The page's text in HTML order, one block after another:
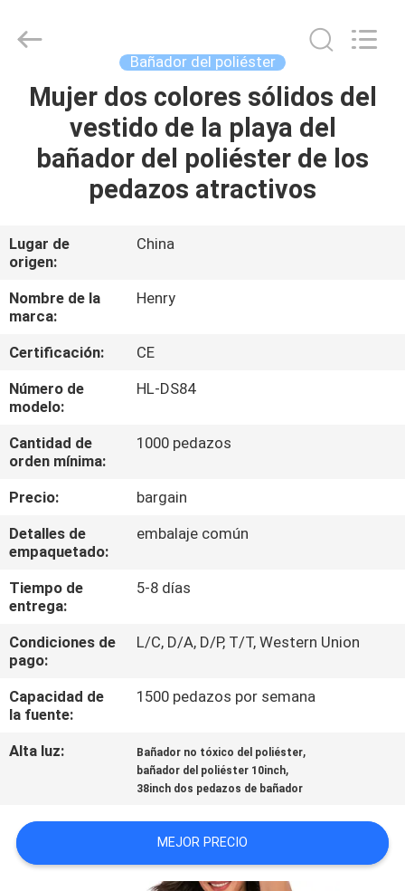
HOGAR
PRODUCTOS
NOSOTROS
VIAJE
DE
LA
FÁBRICA
CONTROL
CALIDAD
ÉNTRENOS
EN
CONTACTO
CON
NOTICIAS
CITA
Textile
Trading
Reserved.
Bañador del poliéster
Mujer dos colores sólidos del
vestido de la playa del
bañador del poliéster de los
pedazos atractivos
Lugar de
origen:
China
Nombre de la
marca:
Henry
Certificación:
CE
Número de
modelo:
HL-DS84
Cantidad de
orden mínima:
1000 pedazos
Precio:
bargain
Detalles de
empaquetado:
embalaje común
Tiempo de
entrega:
5-8 días
Condiciones de
pago:
L/C, D/A, D/P, T/T, Western Union
Capacidad de
la fuente:
1500 pedazos por semana
Alta luz: Bañador no tóxico del poliéster,
bañador del poliéster 10inch,
38inch dos pedazos de bañador
MEJOR PRECIO